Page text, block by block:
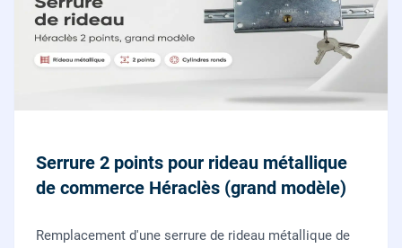
Serrure 2 points pour rideau métallique
de commerce Héraclès (grand modèle)
Remplacement d'une serrure de rideau métallique de